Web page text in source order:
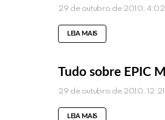
29 de outubro de 2010,
LEIA MAIS
Tudo sobre EPIC
29 de outubro de 2010,
LEIA MAIS